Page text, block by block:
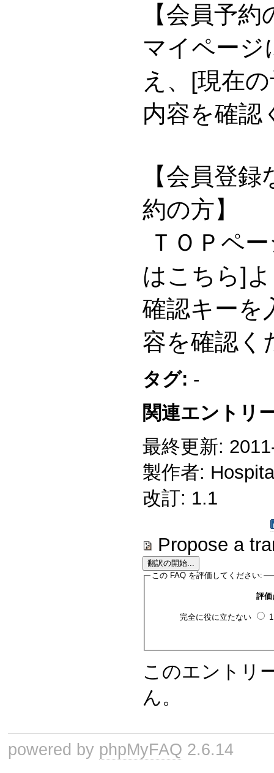
【会員予約
マイページ
え、[現在
内容を確認
【会員登
約の方】
ＴＯＰペ
はこちら]
確認キーを
容を確認く
タグ: -
関連エントリ
最終更新:
製作者:
改訂: 1.1
Propose a
この FAQ を評価してください:
評価
完全に役に立たない
このエントリ
ん。
powered by phpMyFAQ 2.6.14